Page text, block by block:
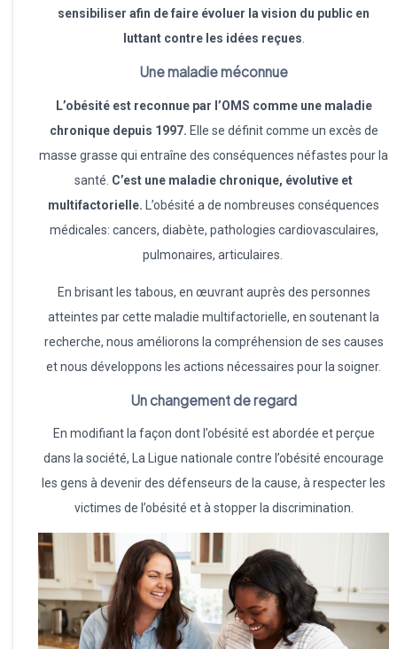
sensibiliser afin de faire évoluer la vision du public en
luttant contre les idées reçues
Une maladie méconnue
L’obésité est reconnue par l’OMS comme une maladie
chronique depuis 1997. Elle se définit comme un excès de
masse grasse qui entraîne des conséquences néfastes pour la
santé. C’est une maladie chronique, évolutive et
multifactorielle. L’obésité a de nombreuses conséquences
médicales: cancers, diabète, pathologies cardiovasculaires,
pulmonaires, articulaires.
En brisant les tabous, en œuvrant auprès des personnes
atteintes par cette maladie multifactorielle, en soutenant la
recherche, nous améliorons la compréhension de ses causes
et nous développons les actions nécessaires pour la soigner.
Un changement de regard
En modifiant la façon dont l’obésité est abordée et perçue
dans la société, La Ligue nationale contre l’obésité encourage
les gens à devenir des défenseurs de la cause, à respecter les
victimes de l’obésité et à stopper la discrimination.